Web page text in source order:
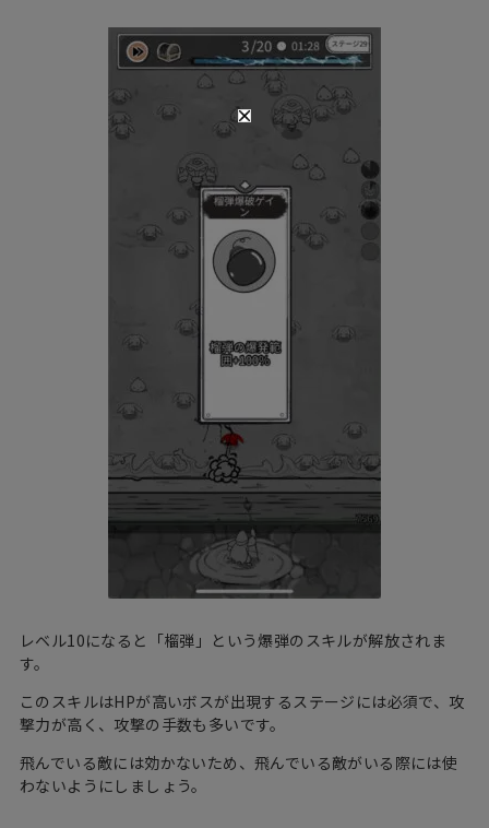
レベル10になると「榴弾」という爆弾のスキルが解放されま
す。
このスキルはHPが高いボスが出現するステージには必須で、攻
撃力が高く、攻撃の手数も多いです。
飛んでいる敵には効かないため、飛んでいる敵がいる際には使
わないようにしましょう。